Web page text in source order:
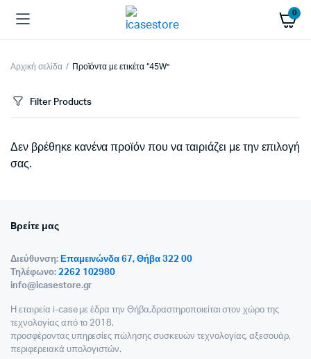
0
Αρχική σελίδα Προϊόντα με ετικέτα “45W”
Filter Products
Δεν βρέθηκε κανένα προϊόν που να ταιριάζει με την επιλογή
σας.
Bρείτε μας
Διεύθυνση: Επαμεινώνδα 67, Θήβα 322 00
Τηλέφωνο: 2262 102980
info@icasestore.gr
Η εταιρεία i-case με έδρα την Θήβα,δραστηροποιείται στον χώρο της
τεχνολογίας από το 2018,
προσφέροντας υπηρεσίες πώλησης συσκευών τεχνολογίας, αξεσουάρ,
περιφερειακά υπολογιστών.